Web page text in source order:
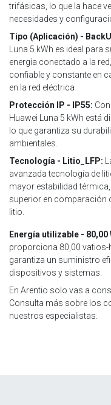
trifásicas, lo que la hace
necesidades y
Tipo (Aplicación) -
Luna 5 kWh es ideal
energía conectado a la
confiable y constante en
en la red eléctrica
Protección IP - IP55:
Huawei Luna 5 kWh está
lo que garantiza su
ambientales.
Tecnología - Litio_LFP:
avanzada tecnología de
mayor estabilidad
superior en comparación
litio.
Energía utilizable - 80,00
proporciona 80,00 vatios-
garantiza un suministro
dispositivos y sistemas.
En Arentio solo vas a
Consulta más sobre los
nuestros especialistas.